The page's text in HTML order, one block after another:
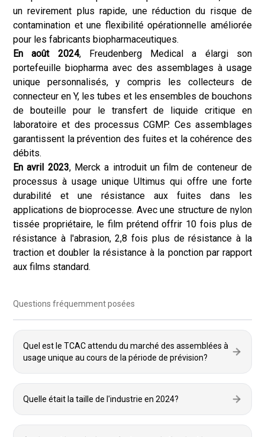
un revirement plus rapide, une réduction du risque de
contamination et une flexibilité opérationnelle améliorée
pour les fabricants biopharmaceutiques.
En août 2024, Freudenberg Medical a élargi son
portefeuille biopharma avec des assemblages à usage
unique personnalisés, y compris les collecteurs de
connecteur en Y, les tubes et les ensembles de bouchons
de bouteille pour le transfert de liquide critique en
laboratoire et des processus CGMP. Ces assemblages
garantissent la prévention des fuites et la cohérence des
débits.
En avril 2023, Merck a introduit un film de conteneur de
processus à usage unique Ultimus qui offre une forte
durabilité et une résistance aux fuites dans les
applications de bioprocesse. Avec une structure de nylon
tissée propriétaire, le film prétend offrir 10 fois plus de
résistance à l'abrasion, 2,8 fois plus de résistance à la
traction et doubler la résistance à la ponction par rapport
aux films standard.
Questions fréquemment posées
Quel est le TCAC attendu du marché des assemblées à
usage unique au cours de la période de prévision?
Quelle était la taille de l'industrie en 2024?